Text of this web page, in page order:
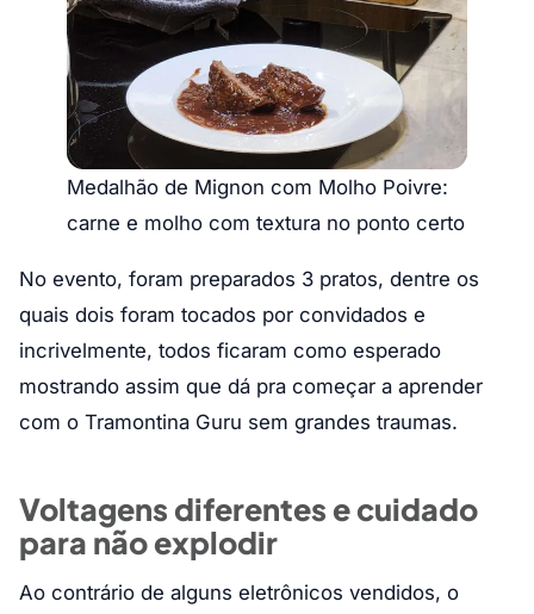
Medalhão de Mignon com Molho Poivre:
carne e molho com textura no ponto certo
No evento, foram preparados 3 pratos, dentre os
quais dois foram tocados por convidados e
incrivelmente, todos ficaram como esperado
mostrando assim que dá pra começar a aprender
com o Tramontina Guru sem grandes traumas.
Voltagens diferentes e cuidado
para não explodir
Ao contrário de alguns eletrônicos vendidos, o